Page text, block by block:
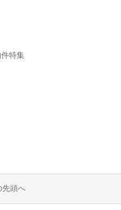
特集
先頭へ